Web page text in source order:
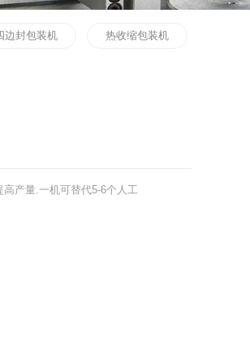
边封包装机 热收缩包装机
产量.一机可替代5-6个人工